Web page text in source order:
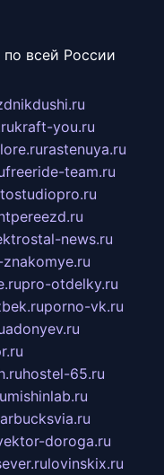
всей России
kraft-you.ru
rastenuya.ru
freeride-team.ru
news.ru
pro-otdelky.ru
porno-vk.ru
adonyev.ru
hostel-65.ru
mishinlab.ru
doroga.ru
lovinskix.ru